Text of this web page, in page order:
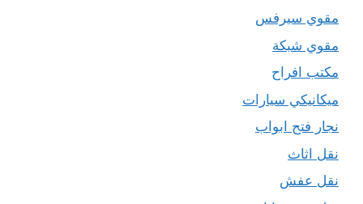
مقوي سيرفس
مقوي شبكة
مكتب افراح
ميكانيكي سيارات
نجار فتح ابواب
نقل اثاث
نقل عفش